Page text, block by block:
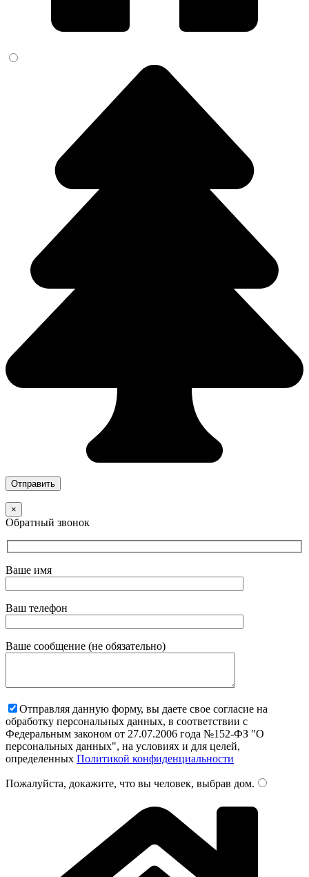
×
Обратный звонок
Ваше имя
Ваш телефон
Ваше сообщение (не обязательно)
Отправляя данную форму, вы даете свое согласие на
обработку персональных данных, в соответствии с
Федеральным законом от 27.07.2006 года №152-ФЗ "О
персональных данных", на условиях и для целей,
определенных Политикой конфиденциальности
Пожалуйста, докажите, что вы человек, выбрав дом.